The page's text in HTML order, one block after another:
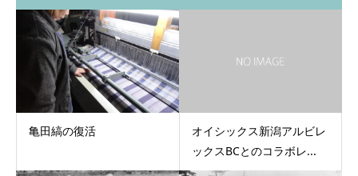
亀田縞の復活
オイシックス新潟アルビレ
ックスBCとのコラボレ...